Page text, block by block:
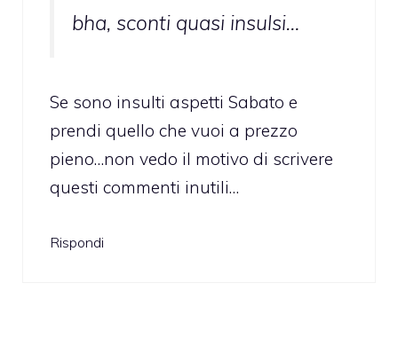
bha, sconti quasi insulsi…
Se sono insulti aspetti Sabato e
prendi quello che vuoi a prezzo
pieno…non vedo il motivo di scrivere
questi commenti inutili…
Rispondi